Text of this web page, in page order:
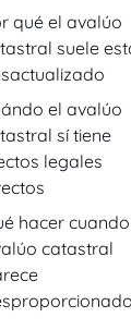
qué el avalúo
suele
el avalúo
sí tiene
legales
hacer
catastral